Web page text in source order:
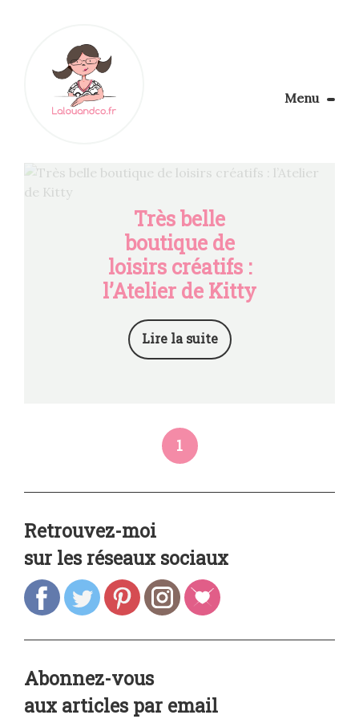
Menu
Apprendre la couture
Personnalisez vos tissus
Très belle
boutique de
loisirs créatifs :
l’Atelier de Kitty
Lire la suite
1
Retrouvez-moi
sur les réseaux sociaux
Abonnez-vous
aux articles par email